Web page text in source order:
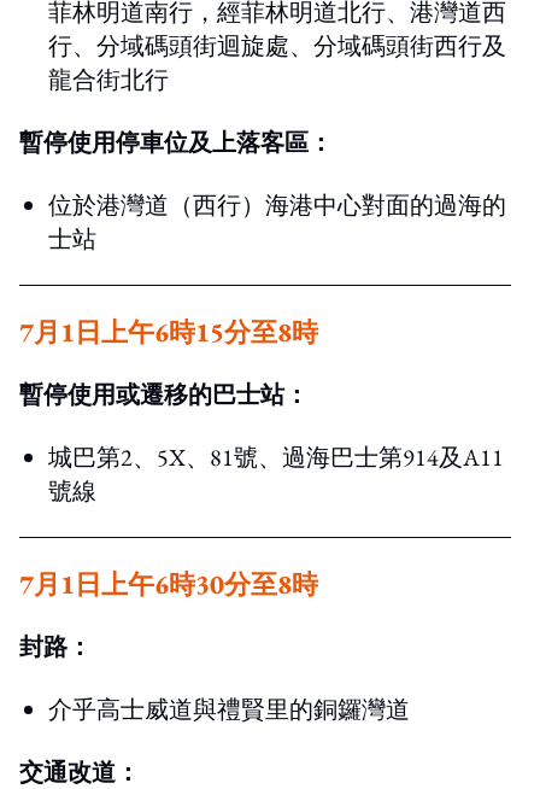
菲林明道南行，經菲林明道北行、港灣道西
行、分域碼頭街迴旋處、分域碼頭街西行及
龍合街北行
暫停使用停車位及上落客區：
位於港灣道（西行）海港中心對面的過海的
士站
7月1日上午6時15分至8時
暫停使用或遷移的巴士站：
城巴第2、5X、81號、過海巴士第914及A11
號線
7月1日上午6時30分至8時
封路：
介乎高士威道與禮賢里的銅鑼灣道
交通改道：